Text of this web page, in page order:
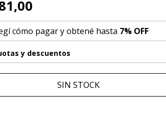
cómo pagar y obtené hasta 7% OFF
y descuentos
SIN STOCK